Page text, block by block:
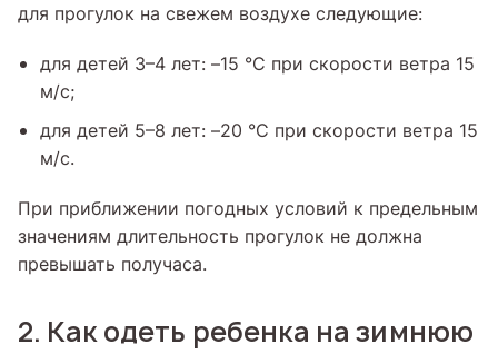
для прогулок на свежем воздухе следующие:
для детей 3–4 лет: –15 °C при скорости ветра 15
м/с;
для детей 5–8 лет: –20 °C при скорости ветра 15
м/с.
При приближении погодных условий к предельным
значениям длительность прогулок не должна
превышать получаса.
2. Как одеть ребенка на зимнюю